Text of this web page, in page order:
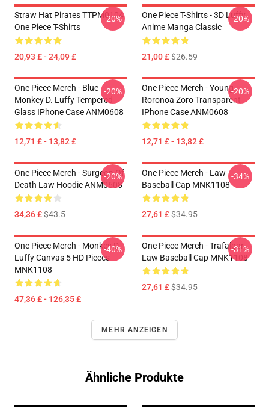
Straw Hat Pirates TTPM0104
One Piece T-Shirts
20,93 £ - 24,09 £
-20%
One Piece T-Shirts - 3D Luffy
Anime Manga Classic
21,00 £$26.59
-20%
One Piece Merch - Blue
Monkey D. Luffy Tempered
Glass IPhone Case ANM0608
12,71 £ - 13,82 £
-20%
One Piece Merch - Young
Roronoa Zoro Transparent
IPhone Case ANM0608
12,71 £ - 13,82 £
-20%
One Piece Merch - Surgeon Of
Death Law Hoodie ANM0608
34,36 £$43.5
-20%
One Piece Merch - Law
Baseball Cap MNK1108
27,61 £$34.95
-34%
One Piece Merch - Monkey D.
Luffy Canvas 5 HD Pieces
MNK1108
47,36 £ - 126,35 £
-40%
One Piece Merch - Trafalgar
Law Baseball Cap MNK1108
27,61 £$34.95
-31%
MEHR ANZEIGEN
Ähnliche Produkte